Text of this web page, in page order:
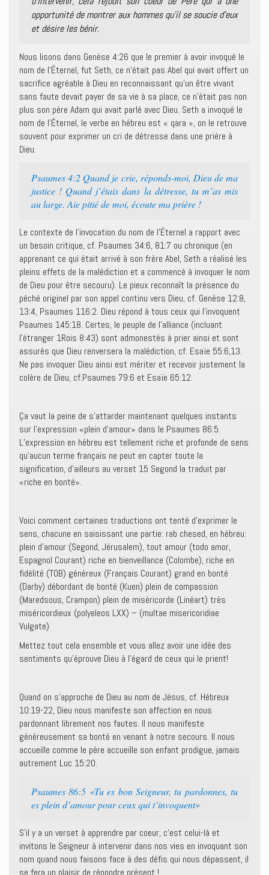
opportunité de montrer aux hommes qu’il se soucie d’eux
et désire les bénir.
Nous lisons dans Genèse 4:26 que le premier à avoir invoqué le
nom de l’Éternel, fut Seth, ce n’était pas Abel qui avait offert un
sacrifice agréable à Dieu en reconnaissant qu’un être vivant
sans faute devait payer de sa vie à sa place, ce n’était pas non
plus son père Adam qui avait parlé avec Dieu. Seth a invoqué le
nom de l’Éternel, le verbe en hébreu est « qara », on le retrouve
souvent pour exprimer un cri de détresse dans une prière à
Dieu.
Psaumes 4:2 Quand je crie, réponds-moi, Dieu de ma
justice ! Quand j’étais dans la détresse, tu m’as mis
au large. Aie pitié de moi, écoute ma prière !
Le contexte de l’invocation du nom de l’Éternel a rapport avec
un besoin critique, cf. Psaumes 34:6, 81:7 ou chronique (en
apprenant ce qui était arrivé à son frère Abel, Seth a réalisé les
pleins effets de la malédiction et a commencé à invoquer le nom
de Dieu pour être secouru). Le pieux reconnaît la présence du
péché originel par son appel continu vers Dieu, cf. Genèse 12:8,
13:4, Psaumes 116:2. Dieu répond à tous ceux qui l’invoquent
Psaumes 145:18. Certes, le peuple de l’alliance (incluant
l’étranger 1Rois 8:43) sont admonestés à prier ainsi et sont
assurés que Dieu renversera la malédiction, cf. Esaïe 55:6,13.
Ne pas invoquer Dieu ainsi est mériter et recevoir justement la
colère de Dieu, cf.Psaumes 79:6 et Esaïe 65:12.
Ça vaut la peine de s’attarder maintenant quelques instants
sur l’expression «plein d’amour» dans le Psaumes 86:5.
L’expression en hébreu est tellement riche et profonde de sens
qu’aucun terme français ne peut en capter toute la
signification, d’ailleurs au verset 15 Segond la traduit par
«riche en bonté».
Voici comment certaines traductions ont tenté d’exprimer le
sens, chacune en saisissant une partie: rab chesed, en hébreu:
plein d’amour (Segond, Jérusalem), tout amour (todo amor,
Espagnol Courant) riche en bienveillance (Colombe), riche en
fidélité (TOB) généreux (Français Courant) grand en bonté
(Darby) débordant de bonté (Kuen) plein de compassion
(Maredsous, Crampon) plein de miséricorde (Linéart) très
miséricordieux (polyeleos LXX) – (multae misericoridiae
Vulgate)
Mettez tout cela ensemble et vous allez avoir une idée des
sentiments qu’éprouve Dieu à l’égard de ceux qui le prient!
Quand on s’approche de Dieu au nom de Jésus, cf. Hébreux
10:19-22, Dieu nous manifeste son affection en nous
pardonnant librement nos fautes. Il nous manifeste
généreusement sa bonté en venant à notre secours. Il nous
accueille comme le père accueille son enfant prodigue, jamais
autrement Luc 15:20.
Psaumes 86:5 «Tu es bon Seigneur, tu pardonnes, tu
es plein d’amour pour ceux qui t’invoquent»
S’il y a un verset à apprendre par coeur, c’est celui-là et
invitons le Seigneur à intervenir dans nos vies en invoquant son
nom quand nous faisons face à des défis qui nous dépassent, il
se fera un plaisir de répondre présent !